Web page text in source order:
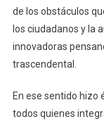
de los obstáculos
los ciudadanos y la
innovadoras
trascendental.
En ese sentido
todos quienes